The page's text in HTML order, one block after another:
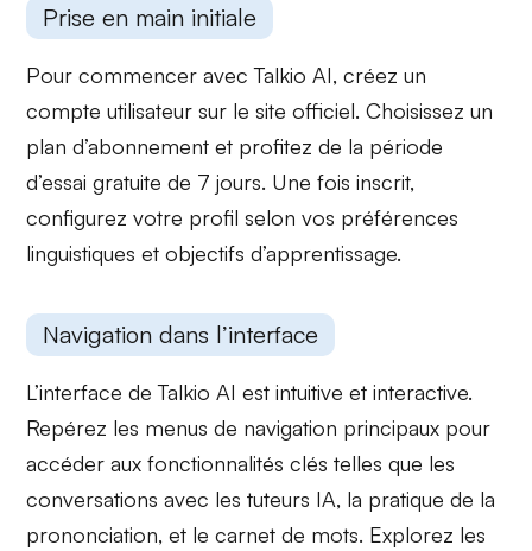
Prise en main initiale
Pour commencer avec Talkio AI, créez un
compte utilisateur sur le site officiel. Choisissez un
plan d’abonnement et profitez de la période
d’essai gratuite de 7 jours. Une fois inscrit,
configurez votre profil selon vos préférences
linguistiques et objectifs d’apprentissage.
Navigation dans l’interface
L’interface de Talkio AI est intuitive et interactive.
Repérez les menus de navigation principaux pour
accéder aux fonctionnalités clés telles que les
conversations avec les tuteurs IA, la pratique de la
prononciation, et lecarnet de mots. Explorez les